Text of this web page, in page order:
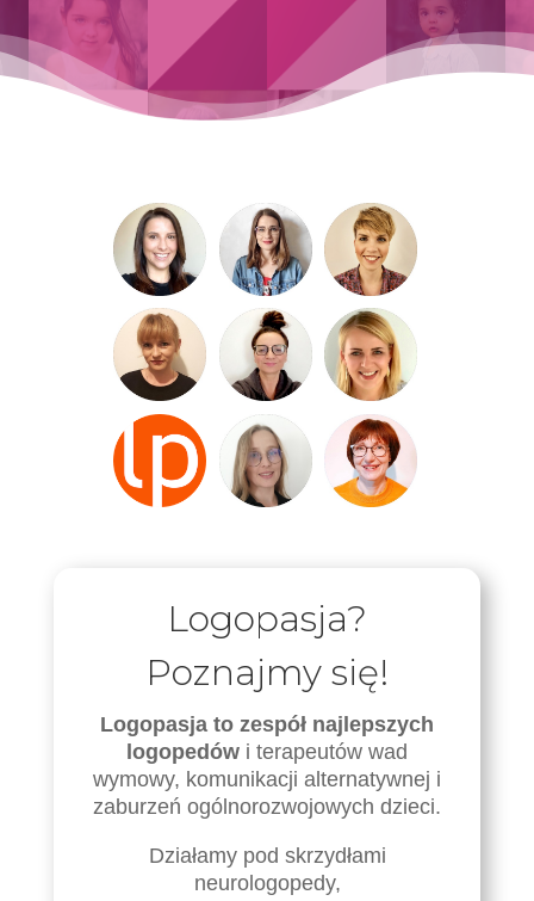
Logopasja?
Poznajmy się!
Logopasja to zespół najlepszych
logopedów i terapeutów wad
wymowy, komunikacji alternatywnej i
zaburzeń ogólnorozwojowych dzieci.
Działamy pod skrzydłami
neurologopedy,